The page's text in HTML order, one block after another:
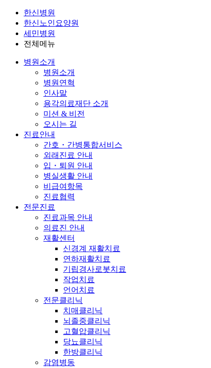
한신병원
한신노인요양원
세민병원
전체메뉴
병원소개
병원소개
병원연혁
인사말
용각의료재단 소개
미션 & 비전
오시는 길
진료안내
간호・간병통합서비스
외래진료 안내
입・퇴원 안내
병실생활 안내
비급여항목
진료협력
전문진료
진료과목 안내
의료진 안내
재활센터
신경계 재활치료
연하재활치료
기립경사로봇치료
작업치료
언어치료
전문클리닉
치매클리닉
뇌졸중클리닉
고혈압클리닉
당뇨클리닉
한방클리닉
감염병동